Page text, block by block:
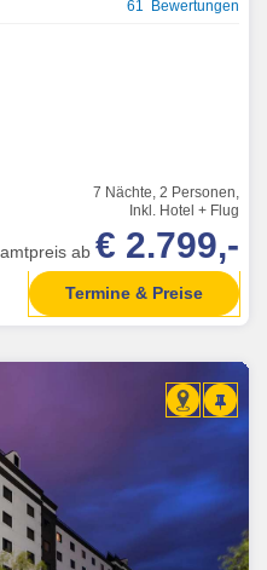
61 Bewertungen
7 Nächte, 2 Personen,
Inkl. Hotel + Flug
ab € 2.799,-
Termine & Preise